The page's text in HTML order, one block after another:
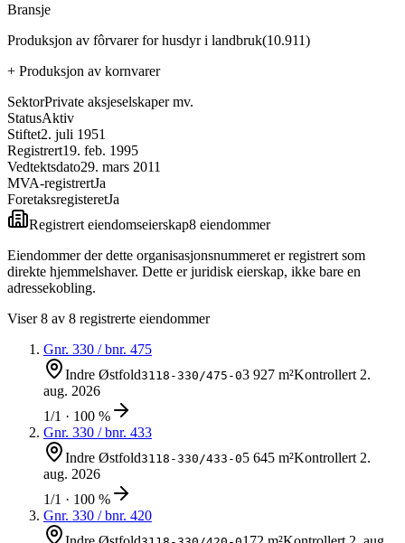
Bransje
Produksjon av fôrvarer for husdyr i landbruk(10.911)
+ Produksjon av kornvarer
SektorPrivate aksjeselskaper mv.
StatusAktiv
Stiftet2. juli 1951
Registrert19. feb. 1995
Vedtektsdato29. mars 2011
MVA-registrertJa
ForetaksregisteretJa
Registrert eiendomseierskap8 eiendommer
Eiendommer der dette organisasjonsnummeret er registrert som
direkte hjemmelshaver. Dette er juridisk eierskap, ikke bare en
adressekobling.
Viser8 av 8 registrerte eiendommer
Gnr. 330 / bnr. 475
Indre Østfold3118-330/475-03 927 m²Kontrollert 2.
aug. 2026
1/1 · 100 %
Gnr. 330 / bnr. 433
Indre Østfold3118-330/433-05 645 m²Kontrollert 2.
aug. 2026
1/1 · 100 %
Gnr. 330 / bnr. 420